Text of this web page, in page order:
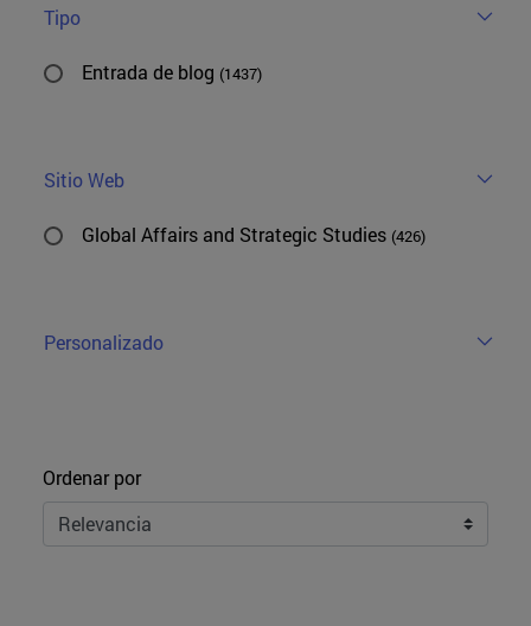
Tipo
Entrada de blog (1437)
Sitio Web
Global Affairs and Strategic Studies (426)
Personalizado
Ordenar
Ordenar por